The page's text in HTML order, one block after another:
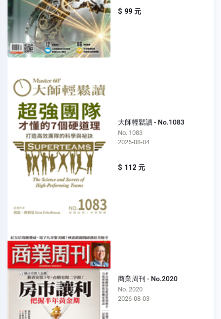
$ 99 元
大師輕鬆讀 - No.1083
No. 1083
2026-08-04
$ 112 元
商業周刊 - No.2020
No. 2020
2026-08-03